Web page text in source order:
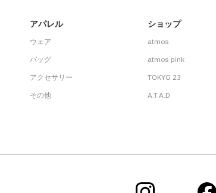
アパレル
ウェア
バッグ
アクセサリー
その他
ショップ
atmos
atmos pink
TOKYO 23
A.T.A.D